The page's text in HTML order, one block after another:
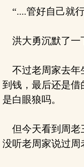
“....管好自己就
洪大勇沉默了一
不过老周家去年
到钱，最后还是
是白眼狼吗。
但今天看到周老
没听老周家说过周